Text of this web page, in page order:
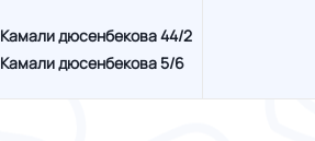
Камали дюсенбекова 44/2
Камали дюсенбекова 5/6